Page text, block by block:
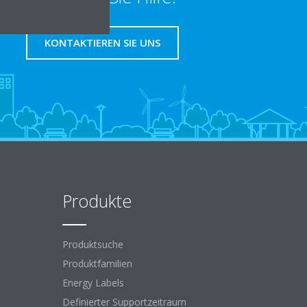
KONTAKTIEREN SIE UNS
Produkte
Produktsuche
Produktfamilien
Energy Labels
Definierter Supportzeitraum